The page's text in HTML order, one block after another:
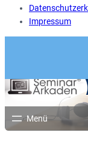
Impressum